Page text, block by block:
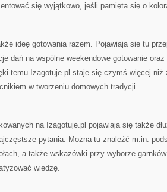
się wyjątkowo, jeśli pamięta się o
ideę gotowania razem. Pojawiają się tu
dań na wspólne weekendowe gotowanie
temu Izagotuje.pl staje się czymś więcej niż
w tworzeniu domowych tradycji.
na Izagotuje.pl pojawiają się także
pytania. Można tu znaleźć m.in.
a także wskazówki przy wyborze
wiedzę.